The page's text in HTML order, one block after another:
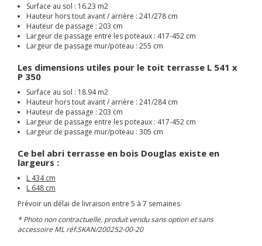
Surface au sol : 16.23 m2
Hauteur hors tout avant / arrière : 241/278 cm
Hauteur de passage : 203 cm
Largeur de passage entre les poteaux : 417-452 cm
Largeur de passage mur/poteau : 255 cm
Les dimensions utiles pour le toit terrasse L 541 x
P 350
Surface au sol : 18.94 m2
Hauteur hors tout avant / arrière : 241/284 cm
Hauteur de passage : 203 cm
Largeur de passage entre les poteaux : 417-452 cm
Largeur de passage mur/poteau : 305 cm
Ce bel abri terrasse en bois Douglas existe en
largeurs :
L 434 cm
L 648 cm
Prévoir un délai de livraison entre 5 à 7 semaines
* Photo non contractuelle, produit vendu sans option et sans
accessoire ML réf.SKAN/200252-00-20